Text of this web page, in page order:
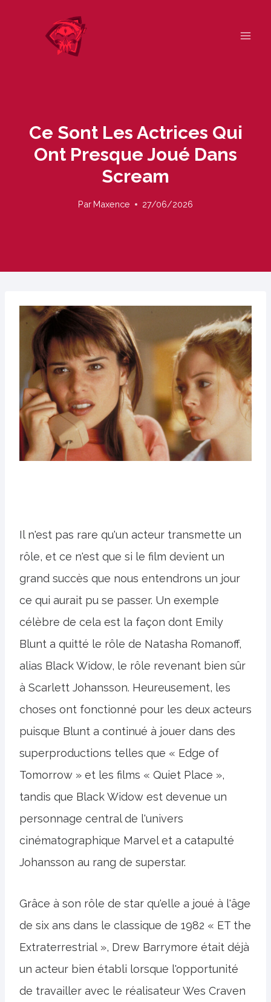
Ce Sont Les Actrices Qui
Ont Presque Joué Dans
Scream
Par Maxence 27/06/2026
Il n'est pas rare qu'un acteur transmette un
rôle, et ce n'est que si le film devient un
grand succès que nous entendrons un jour
ce qui aurait pu se passer. Un exemple
célèbre de cela est la façon dont Emily
Blunt a quitté le rôle de Natasha Romanoff,
alias Black Widow, le rôle revenant bien sûr
à Scarlett Johansson. Heureusement, les
choses ont fonctionné pour les deux acteurs
puisque Blunt a continué à jouer dans des
superproductions telles que « Edge of
Tomorrow » et les films « Quiet Place »,
tandis que Black Widow est devenue un
personnage central de l'univers
cinématographique Marvel et a catapulté
Johansson au rang de superstar.
Grâce à son rôle de star qu'elle a joué à l'âge
de six ans dans le classique de 1982 « ET the
Extraterrestrial », Drew Barrymore était déjà
un acteur bien établi lorsque l'opportunité
de travailler avec le réalisateur Wes Craven